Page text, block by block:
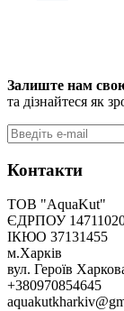
Залиште нам
та дізнайтеся як
Контакти
ТОВ "AquaKut"
ЄДРПОУ
ІКЮО 37131455
м.Харків
вул. Героїв
+380970854645